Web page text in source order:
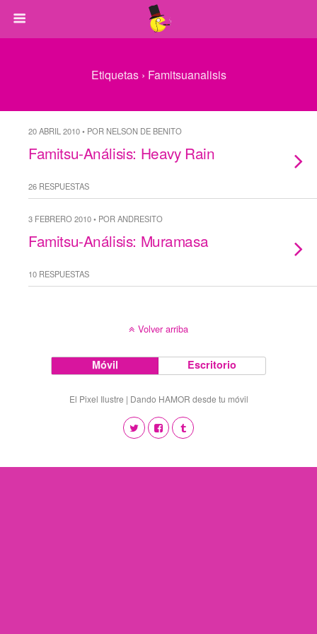
Etiquetas › Famitsuanalisis
20 ABRIL 2010 • POR NELSON DE BENITO
Famitsu-Análisis: Heavy Rain
26 RESPUESTAS
3 FEBRERO 2010 • POR ANDRESITO
Famitsu-Análisis: Muramasa
10 RESPUESTAS
Volver arriba
Móvil Escritorio
El Pixel Ilustre | Dando HAMOR desde tu móvil